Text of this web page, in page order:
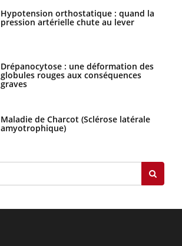
Hypotension orthostatique : quand la
pression artérielle chute au lever
Drépanocytose : une déformation des
globules rouges aux conséquences
graves
Maladie de Charcot (Sclérose latérale
amyotrophique)